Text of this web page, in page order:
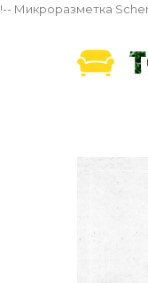
!-- Микроразметка